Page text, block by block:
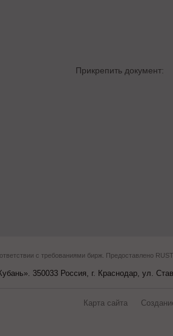
Прикрепить документ:
с требованиями бирж. Предоставлено
350033 Россия, г. Краснодар, ул.
Карта сайта